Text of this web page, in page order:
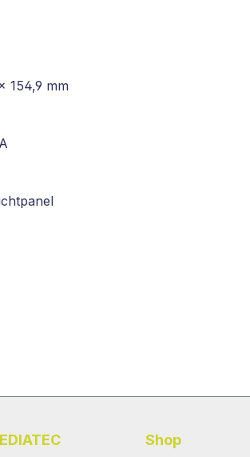
154,9 mm
Shop